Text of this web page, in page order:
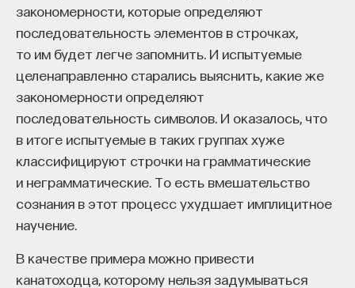
закономерности, которые определяют
последовательность элементов в строчках,
то им будет легче запомнить. И испытуемые
целенаправленно старались выяснить, какие же
закономерности определяют
последовательность символов. И оказалось, что
в итоге испытуемые в таких группах хуже
классифицируют строчки на грамматические
и неграмматические. То есть вмешательство
сознания в этот процесс ухудшает имплицитное
научение.
В качестве примера можно привести
канатоходца, которому нельзя задумываться